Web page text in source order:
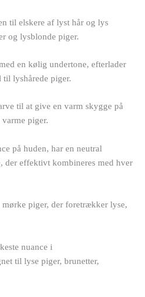
til elskere af lyst hår og lys
og lysblonde piger.
en kølig undertone, efterlader
lyshårede piger.
til at give en varm skygge på
piger.
på huden, har en neutral
der effektivt kombineres med hver
piger, der foretrækker lyse,
nuance i
til lyse piger, brunetter,